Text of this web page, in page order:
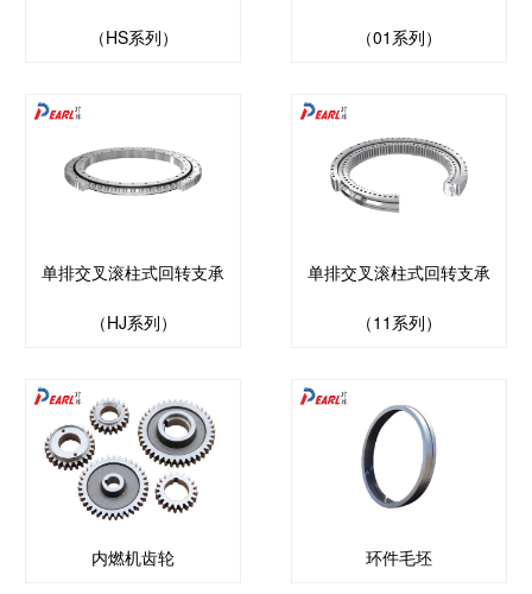
（HS系列） （01系列）
单排交叉滚柱式回转支承
（HJ系列）
单排交叉滚柱式回转支承
（11系列）
内燃机齿轮 环件毛坯